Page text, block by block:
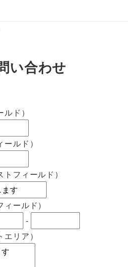
い合わせ
ド）
ルド）
フィールド）
ールド）
-
リア）